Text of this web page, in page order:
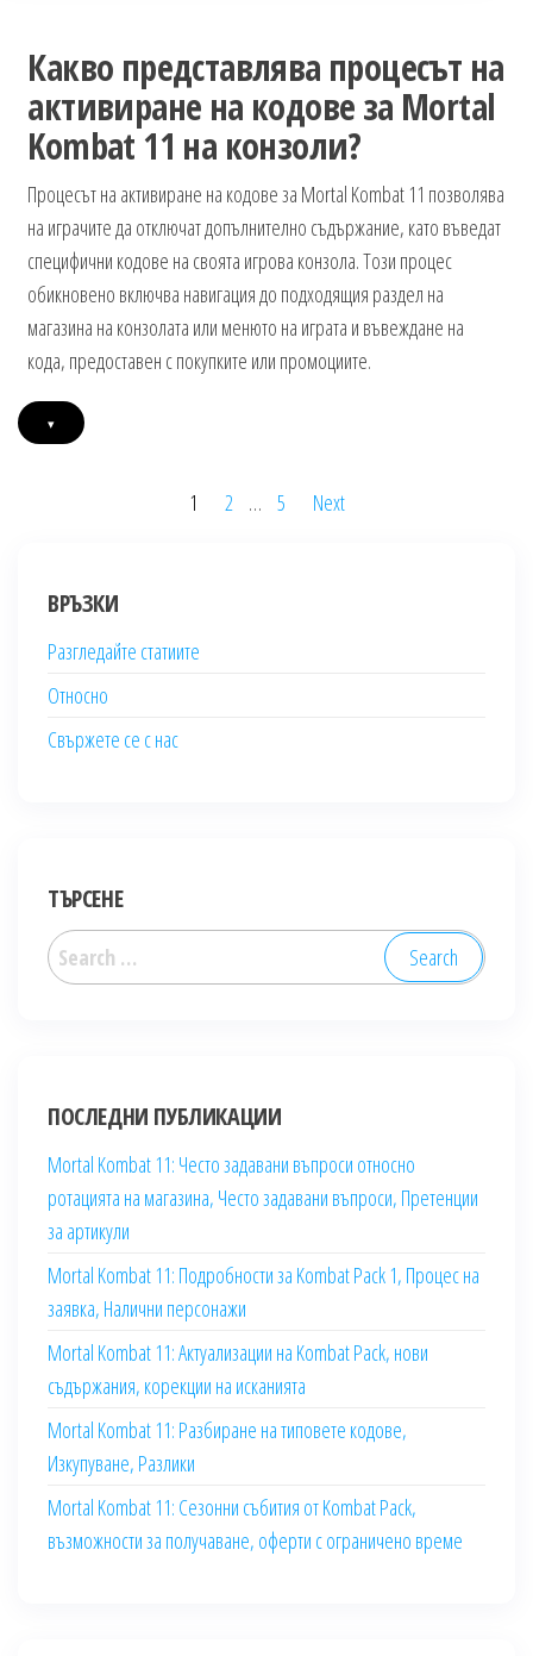
Какво представлява процесът на
активиране на кодове за Mortal
Kombat 11 на конзоли?
Процесът на активиране на кодове за Mortal Kombat 11 позволява
на играчите да отключат допълнително съдържание, като въведат
специфични кодове на своята игрова конзола. Този процес
обикновено включва навигация до подходящия раздел на
магазина на конзолата или менюто на играта и въвеждане на
кода, предоставен с покупките или промоциите.
▾
1 2 … 5 Next
ВРЪЗКИ
Разгледайте статиите
Относно
Свържете се с нас
ТЪРСЕНЕ
Search
for:
ПОСЛЕДНИ ПУБЛИКАЦИИ
Mortal Kombat 11: Често задавани въпроси относно
ротацията на магазина, Често задавани въпроси, Претенции
за артикули
Mortal Kombat 11: Подробности за Kombat Pack 1, Процес на
заявка, Налични персонажи
Mortal Kombat 11: Актуализации на Kombat Pack, нови
съдържания, корекции на исканията
Mortal Kombat 11: Разбиране на типовете кодове,
Изкупуване, Разлики
Mortal Kombat 11: Сезонни събития от Kombat Pack,
възможности за получаване, оферти с ограничено време